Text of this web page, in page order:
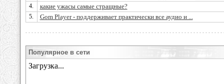
4. какие ужасы самые стращные?
5. Gom Player - поддерживает практически все аудио и ...
Популярное в сети